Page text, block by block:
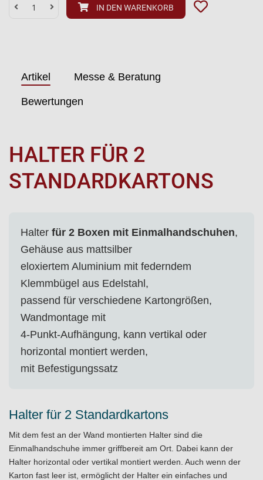
IN DEN WARENKORB
Artikel Messe & Beratung
Bewertungen
HALTER FÜR 2
STANDARDKARTONS
Halter für 2 Boxen mit Einmalhandschuhen,
Gehäuse aus mattsilber
eloxiertem Aluminium mit federndem
Klemmbügel aus Edelstahl,
passend für verschiedene Kartongrößen,
Wandmontage mit
4-Punkt-Aufhängung, kann vertikal oder
horizontal montiert werden,
mit Befestigungssatz
Halter für 2 Standardkartons
Mit dem fest an der Wand montierten Halter sind die
Einmalhandschuhe immer griffbereit am Ort. Dabei kann der
Halter horizontal oder vertikal montiert werden. Auch wenn der
Karton fast leer ist, ermöglicht der Halter ein einfaches und